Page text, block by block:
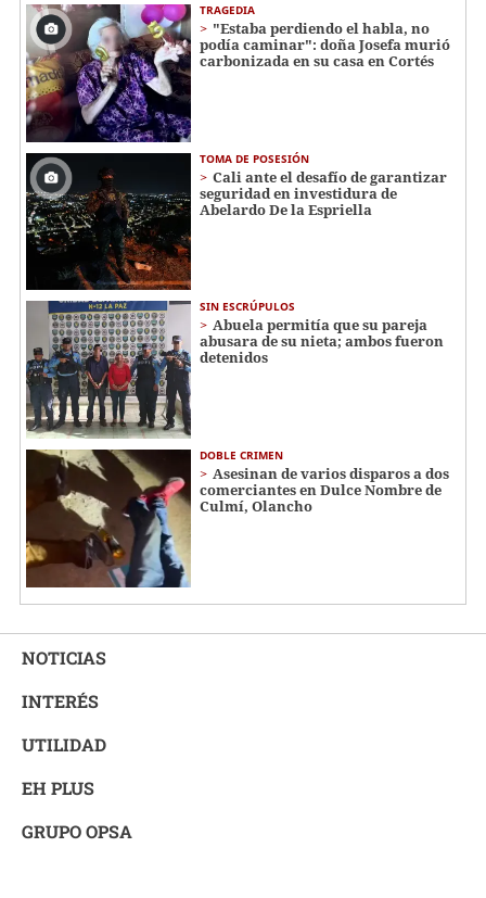
TRAGEDIA
"Estaba perdiendo el habla, no
podía caminar": doña Josefa murió
carbonizada en su casa en Cortés
TOMA DE POSESIÓN
Cali ante el desafío de garantizar
seguridad en investidura de
Abelardo De la Espriella
SIN ESCRÚPULOS
Abuela permitía que su pareja
abusara de su nieta; ambos fueron
detenidos
DOBLE CRIMEN
Asesinan de varios disparos a dos
comerciantes en Dulce Nombre de
Culmí, Olancho
NOTICIAS
INTERÉS
UTILIDAD
EH PLUS
GRUPO OPSA